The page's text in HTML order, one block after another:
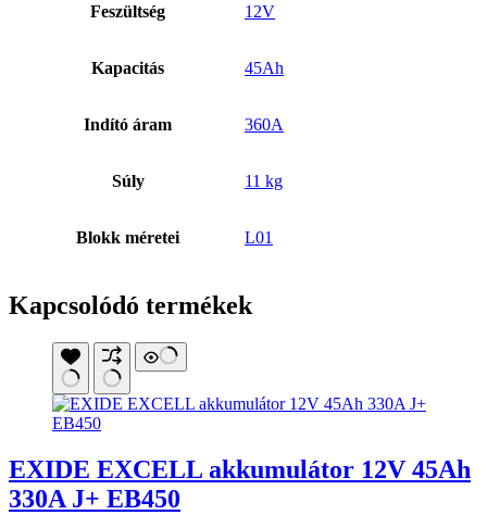
Feszültség 12V
Kapacitás 45Ah
Indító áram 360A
Súly 11 kg
Blokk méretei L01
Kapcsolódó termékek
EXIDE EXCELL akkumulátor 12V 45Ah
330A J+ EB450